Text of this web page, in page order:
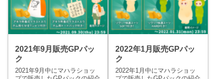
2021年9月販売GPパッ
ク
2021年9月中にマハラショッ
2022年1月販売GPパッ
ク
2022年1月中にマハラショッ